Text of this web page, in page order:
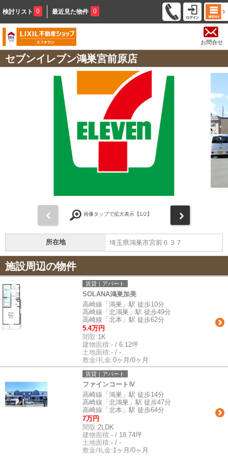
検討リスト 0 最近見た物件 0
お問合せ
セブンイレブン鴻巣宮前原店
画像タップで拡大表示【1/2】
所在地 埼玉県鴻巣市宮前６３７
施設周辺の物件
賃貸｜アパート
SOLANA鴻巣加美
高崎線「鴻巣」駅 徒歩10分
高崎線「北鴻巣」駅 徒歩49分
高崎線「北本」駅 徒歩62分
5.4万円
間取:1K
建物面積:- / 6.12坪
土地面積:- / -
敷金/礼金:0ヶ月/0ヶ月
賃貸｜アパート
ファインコートⅣ
高崎線「鴻巣」駅 徒歩14分
高崎線「北鴻巣」駅 徒歩47分
高崎線「北本」駅 徒歩64分
7万円
間取:2LDK
建物面積:- / 18.74坪
土地面積:- / -
敷金/礼金:1ヶ月/0ヶ月